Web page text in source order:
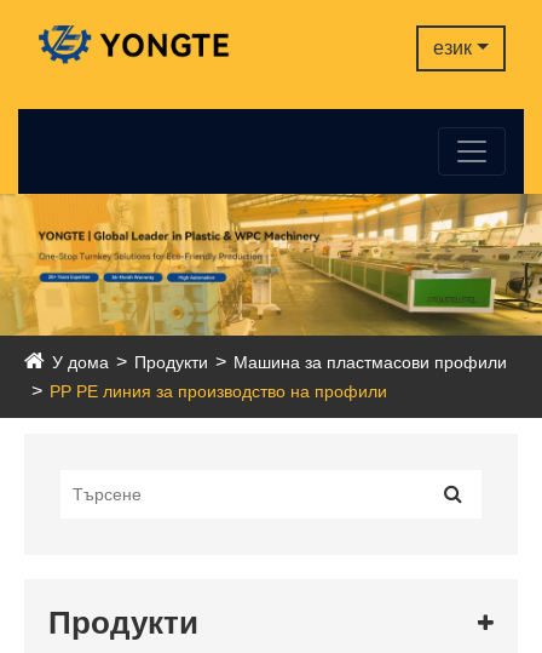
език
У дома Продукти
Машина за пластмасови профили
PP PE линия за производство на профили
Продукти